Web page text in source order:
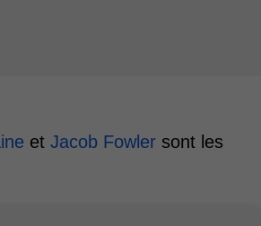
et Jacob Fowler sont les